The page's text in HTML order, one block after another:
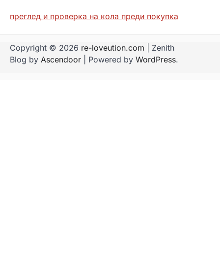
преглед и проверка на кола преди покупка
Copyright © 2026 re-loveution.com | Zenith
Blog by Ascendoor | Powered by WordPress.